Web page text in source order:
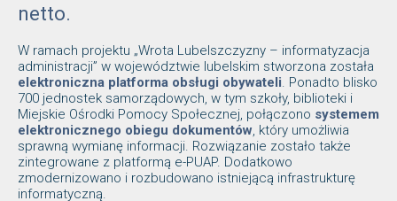
netto.
W ramach projektu „Wrota Lubelszczyzny – informatyzacja
administracji” w województwie lubelskim stworzona została
elektroniczna platforma obsługi obywateli. Ponadto blisko
700 jednostek samorządowych, w tym szkoły, biblioteki i
Miejskie Ośrodki Pomocy Społecznej, połączono systemem
elektronicznego obiegu dokumentów, który umożliwia
sprawną wymianę informacji. Rozwiązanie zostało także
zintegrowane z platformą e-PUAP. Dodatkowo
zmodernizowano i rozbudowano istniejącą infrastrukturę
informatyczną.